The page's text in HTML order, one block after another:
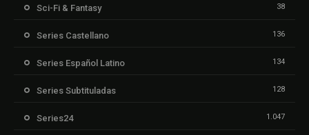
Sci-Fi & Fantasy 38
Series Castellano 136
Series Español Latino 134
Series Subtituladas 128
Series24 1.047